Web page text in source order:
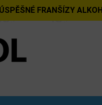
FRANŠÍZY